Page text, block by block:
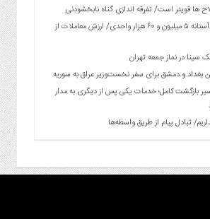
ها قویتر است/ تفرقه اندازی گناه نابخشودنی
شاخص کل بورس در آستانه ۵ میلیون و ۶۰ هزار واحدی/ ارزش معاملات از
سینا در نماز جمعه تهران
بغداد و دمشق برای سفر نخست‌وزیر عراق به سوریه
بازگشت کامل؛ خدمات یکی پس از دیگری به مدار
تبادل پیام از طریق واسطه‌ها